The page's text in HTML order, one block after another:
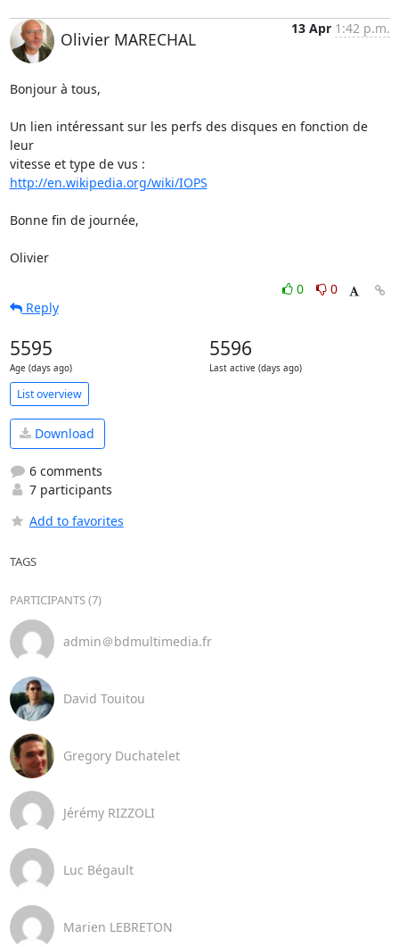
Olivier MARECHAL
13 Apr 1:42 p.m.
Bonjour à tous,
Un lien intéressant sur les perfs des disques en fonction de
leur
http://en.wikipedia.org/wiki/IOPS
Bonne fin de journée,
Olivier
0
0
Reply
5595
Age (days ago)
5596
Last active (days ago)
List overview
Download
6 comments
7 participants
Add to favorites
TAGS
PARTICIPANTS (7)
admin＠bdmultimedia.fr
David Touitou
Gregory Duchatelet
Jérémy RIZZOLI
Luc Bégault
Marien LEBRETON